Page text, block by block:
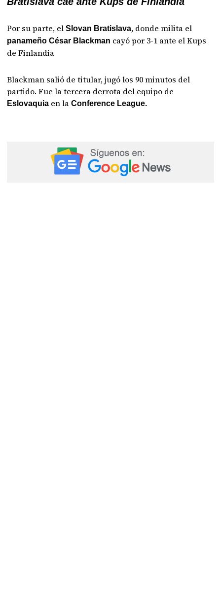
Por su parte, elSlovan Bratislava, donde milita el
panameño César Blackman cayó por 3-1 ante el Kups
de Finlandia
Blackman salió de titular, jugó los 90 minutos del
partido. Fue la tercera derrota del equipo de
Eslovaquia en laConference League.